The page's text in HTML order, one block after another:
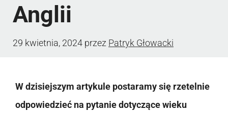
Anglii
29 kwietnia, 2024 przez Patryk Głowacki
W dzisiejszym artykule postaramy się rzetelnie
odpowiedzieć na pytanie dotyczące wieku